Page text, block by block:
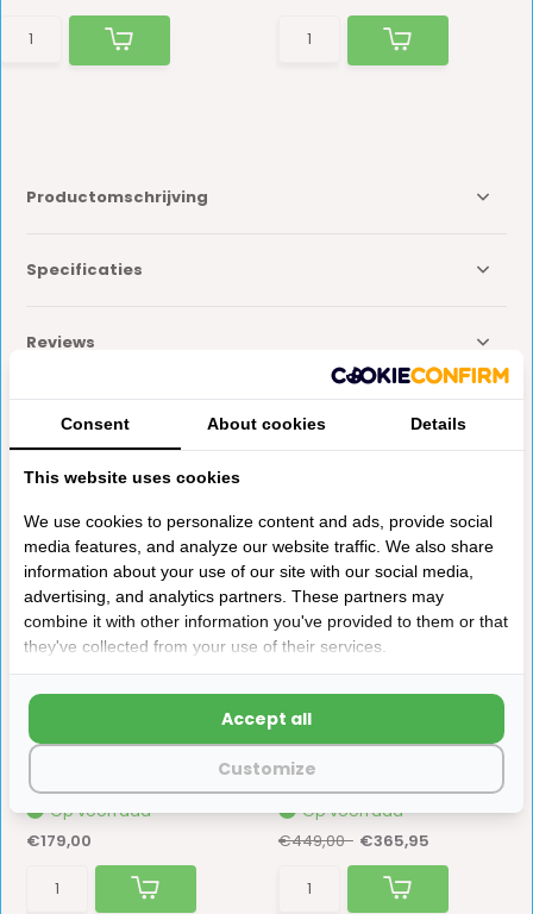
Productomschrijving
Specificaties
Reviews
Delen
Anderen kochten ook
Picknicktafel 180 cm
Nieuw in onze collectie! Een prachtige picknic...
Op voorraad
€179,00
compressor koelkast
CN Comfort CR85X Inbouw Koelkast 83 Liter – 12...
Op voorraad
€449,00- €365,95
Consent About cookies Details
This website uses cookies
We use cookies to personalize content and ads, provide social
media features, and analyze our website traffic. We also share
information about your use of our site with our social media,
advertising, and analytics partners. These partners may
combine it with other information you've provided to them or that
they've collected from your use of their services.
Customize
Accept all